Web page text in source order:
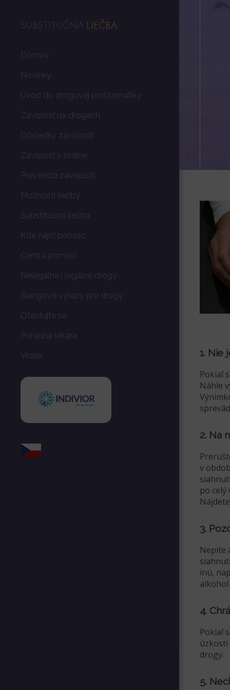
SUBSTITUČNÁ LIEČBA
Domov
Novinky
Úvod do drogovej problematiky
Závislosť na drogách
Dôsledky závislosti
Závislosť v rodine
Prevencia závislosti
Možnosti liečby
Substitučná liečba
Kde nájsť pomoc
Centrá pomoci
Nelegálne i legálne drogy
Slangové výrazy pre drogy
Otestujte sa
Poradňa lekára
Videa
1. Nie
Pokiaľ
Náhle
2. Na
v
po
3.
Nepite
inú,
4.
Pokiaľ
drogy.
5.